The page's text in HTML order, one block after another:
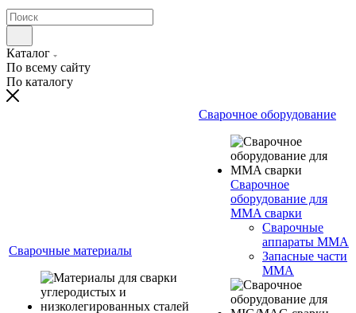
Каталог
По всему сайту
По каталогу
Сварочные материалы
Сварочное оборудование
Сварочное
оборудование для
MMA сварки
Сварочные
аппараты MMA
Запасные части
MMA